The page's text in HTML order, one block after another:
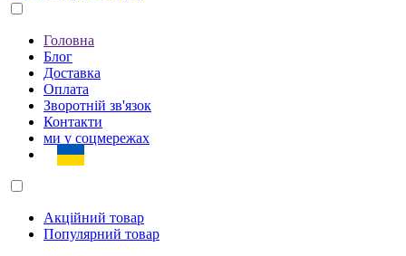
Головна
Блог
Доставка
Оплата
Зворотній зв'язок
Контакти
ми у соцмережах
Акційний товар
Популярний товар